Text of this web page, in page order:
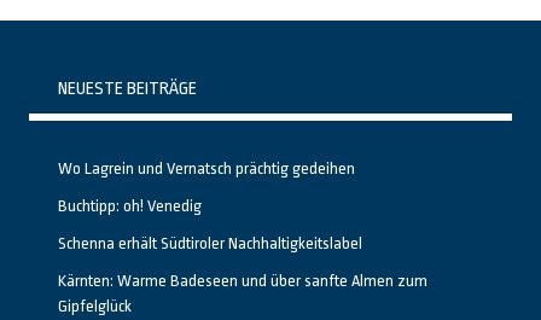
NEUESTE BEITRÄGE
Wo Lagrein und Vernatsch prächtig gedeihen
Buchtipp: oh! Venedig
Schenna erhält Südtiroler Nachhaltigkeitslabel
Kärnten: Warme Badeseen und über sanfte Almen zum
Gipfelglück